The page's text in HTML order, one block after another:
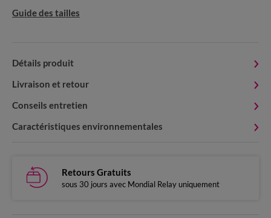
Guide des tailles
Détails produit
Livraison et retour
Conseils entretien
Caractéristiques environnementales
Retours Gratuits
sous 30 jours avec Mondial Relay uniquement